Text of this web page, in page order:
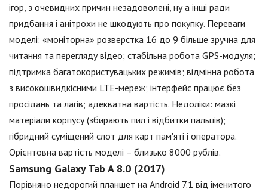
ігор, з очевидних причин незадоволені, ну а інші ради
придбання і анітрохи не шкодують про покупку. Переваги
моделі: «моніторна» розверстка 16 до 9 більше зручна для
читання та перегляду відео; стабільна робота GPS-модуля;
підтримка багатокористувацьких режимів; відмінна робота
з високошвидкісними LTE-мереж; інтерфейс працює без
просідань та лагів; адекватна вартість. Недоліки: мазкі
матеріали корпусу (збирають пил і відбитки пальців);
гібридний суміщений слот для карт пам'яті і оператора.
Орієнтовна вартість моделі – близько 8000 рублів.
Samsung Galaxy Tab A 8.0 (2017)
Порівняно недорогий планшет на Android 7.1 від іменитого